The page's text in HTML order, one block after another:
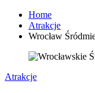
Home
Atrakcje
Wrocław
Atrakcje